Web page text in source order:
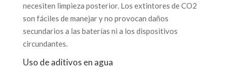
necesiten limpieza posterior. Los extintores de CO2
son fáciles de manejar y no provocan daños
secundarios a las baterías ni a los dispositivos
circundantes.
Uso de aditivos en agua